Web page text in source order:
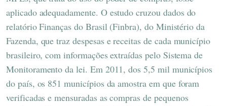
aplicado adequadamente. O estudo cruzou dados do
relatório Finanças do Brasil (Finbra), do Ministério da
Fazenda, que traz despesas e receitas de cada município
brasileiro, com informações extraídas pelo Sistema de
Monitoramento da lei. Em 2011, dos 5,5 mil municípios
do país, os 851 municípios da amostra em que foram
verificadas e mensuradas as compras de pequenos